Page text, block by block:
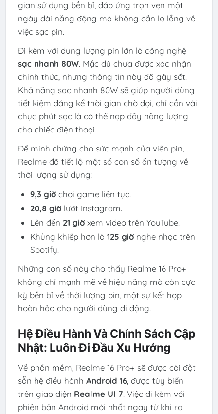
gian sử dụng bền bỉ, đáp ứng trọn vẹn một
ngày dài năng động mà không cần lo lắng về
việc sạc pin.
Đi kèm với dung lượng pin lớn là công nghệ
sạc nhanh 80W. Mặc dù chưa được xác nhận
chính thức, nhưng thông tin này đã gây sốt.
Khả năng sạc nhanh 80W sẽ giúp người dùng
tiết kiệm đáng kể thời gian chờ đợi, chỉ cần vài
chục phút sạc là có thể nạp đầy năng lượng
cho chiếc điện thoại.
Để minh chứng cho sức mạnh của viên pin,
Realme đã tiết lộ một số con số ấn tượng về
thời lượng sử dụng:
9,3 giờchơi game liên tục.
20,8 giờlướt Instagram.
Lên đến 21 giờxem video trên YouTube.
Khủng khiếp hơn là 125 giờnghe nhạc trên
Spotify.
Những con số này cho thấy Realme 16 Pro+
không chỉ mạnh mẽ về hiệu năng mà còn cực
kỳ bền bỉ về thời lượng pin, một sự kết hợp
hoàn hảo cho người dùng di động.
Hệ Điều Hành Và Chính Sách Cập
Nhật: Luôn Đi Đầu Xu Hướng
Về phần mềm, Realme 16 Pro+ sẽ được cài đặt
sẵn hệ điều hành Android 16, được tùy biến
trên giao diện Realme UI 7. Việc đi kèm với
phiên bản Android mới nhất ngay từ khi ra